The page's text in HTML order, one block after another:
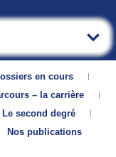
en cours
– la carrière
Le second degré
Nos publications